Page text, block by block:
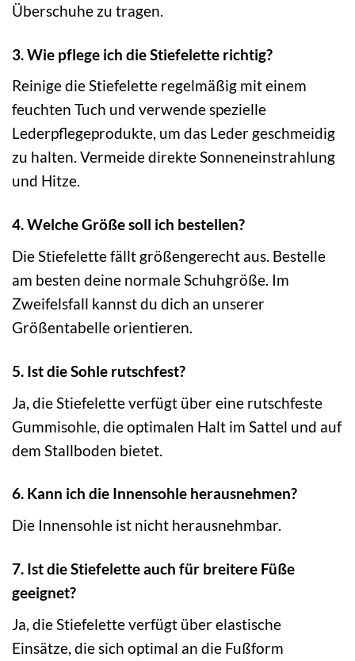
Überschuhe zu tragen.
3. Wie pflege ich die Stiefelette richtig?
Reinige die Stiefelette regelmäßig mit einem
feuchten Tuch und verwende spezielle
Lederpflegeprodukte, um das Leder geschmeidig
zu halten. Vermeide direkte Sonneneinstrahlung
und Hitze.
4. Welche Größe soll ich bestellen?
Die Stiefelette fällt größengerecht aus. Bestelle
am besten deine normale Schuhgröße. Im
Zweifelsfall kannst du dich an unserer
Größentabelle orientieren.
5. Ist die Sohle rutschfest?
Ja, die Stiefelette verfügt über eine rutschfeste
Gummisohle, die optimalen Halt im Sattel und auf
dem Stallboden bietet.
6. Kann ich die Innensohle herausnehmen?
Die Innensohle ist nicht herausnehmbar.
7. Ist die Stiefelette auch für breitere Füße
geeignet?
Ja, die Stiefelette verfügt über elastische
Einsätze, die sich optimal an die Fußform